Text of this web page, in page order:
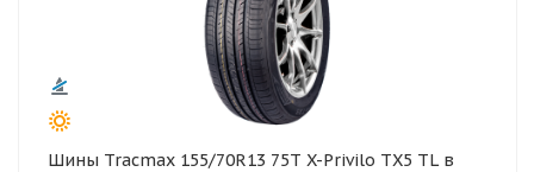
Шины Tracmax 155/70R13 75T X-Privilo TX5 TL в